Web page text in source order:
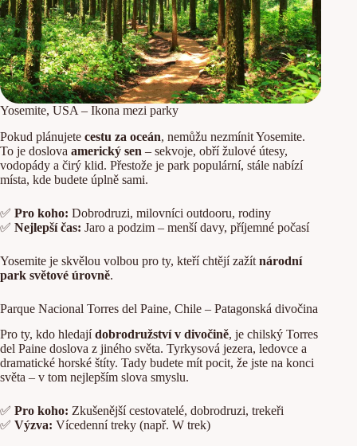
Yosemite, USA – Ikona mezi parky
Pokud plánujete cestu za oceán, nemůžu nezmínit Yosemite.
To je doslova americký sen – sekvoje, obří žulové útesy,
vodopády a čirý klid. Přestože je park populární, stále nabízí
místa, kde budete úplně sami.
✅ Pro koho: Dobrodruzi, milovníci outdooru, rodiny
✅ Nejlepší čas: Jaro a podzim – menší davy, příjemné počasí
Yosemite je skvělou volbou pro ty, kteří chtějí zažít národní
park světové úrovně.
Parque Nacional Torres del Paine, Chile – Patagonská divočina
Pro ty, kdo hledajídobrodružství v divočině, je chilský Torres
del Paine doslova z jiného světa. Tyrkysová jezera, ledovce a
dramatické horské štíty. Tady budete mít pocit, že jste na konci
světa – v tom nejlepším slova smyslu.
✅ Pro koho: Zkušenější cestovatelé, dobrodruzi, trekeři
✅ Výzva: Vícedenní treky (např. W trek)